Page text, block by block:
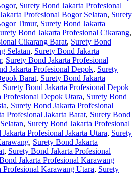
, Surety Bond Jakarta Profesional
Profesional Bogor Selatan, Surety
Timur, Surety Bond Jakarta
Bond Jakarta Profesional Cikarang,
Cikarang Barat, Surety Bond
Selatan, Surety Bond Jakarta
, Surety Bond Jakarta Profesional
Jakarta Profesional Depok, Surety
Barat, Surety Bond Jakarta
Surety Bond Jakarta Profesional Depok
Profesional Depok Utara, Surety Bond
, Surety Bond Jakarta Profesional
Profesional Jakarta Barat, Surety Bond
, Surety Bond Jakarta Profesional
Profesional Jakarta Utara, Surety
, Surety Bond Jakarta
, Surety Bond Jakarta Profesional
Jakarta Profesional Karawang
Profesional Karawang Utara, Surety